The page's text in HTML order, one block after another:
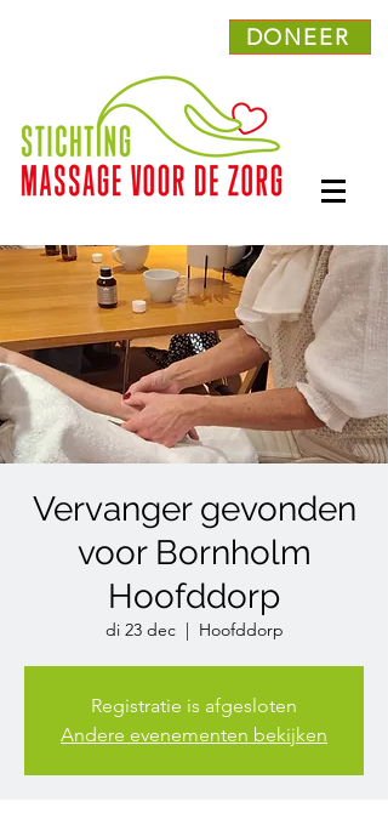
DONEER
Vervanger gevonden
voor Bornholm
Hoofddorp
di 23 dec
  |
Hoofddorp
Registratie is afgesloten
Andere evenementen bekijken